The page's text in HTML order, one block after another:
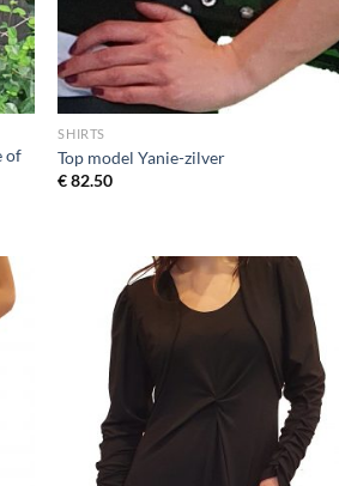
of
SHIRTS
Top model Yanie-zilver
€82.50
Toevoegen
wenslijst